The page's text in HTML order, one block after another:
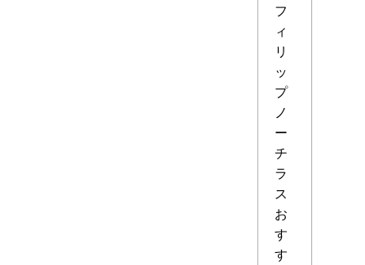
フ
ィ
リ
ッ
プ
ノ
ー
チ
ラ
ス
お
す
す